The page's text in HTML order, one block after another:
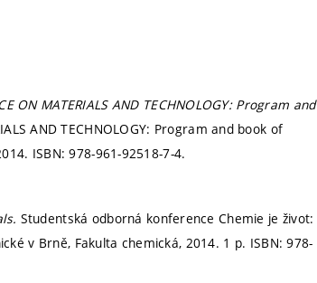
ON MATERIALS AND TECHNOLOGY: Program and
AND TECHNOLOGY: Program and book of
ISBN: 978-961-92518-7-4.
Studentská odborná konference Chemie je život:
v Brně, Fakulta chemická, 2014. 1 p. ISBN: 978-